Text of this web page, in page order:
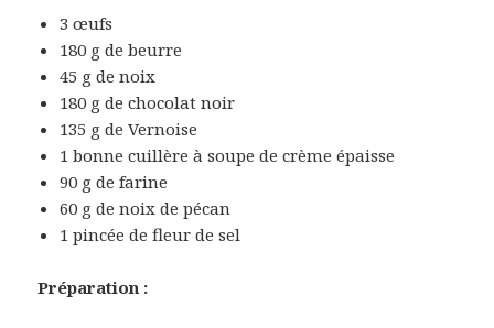
3 œufs
180 g de beurre
45 g de noix
180 g de chocolat noir
135 g de Vernoise
1 bonne cuillère à soupe de crème épaisse
90 g de farine
60 g de noix de pécan
1 pincée de fleur de sel
Préparation :